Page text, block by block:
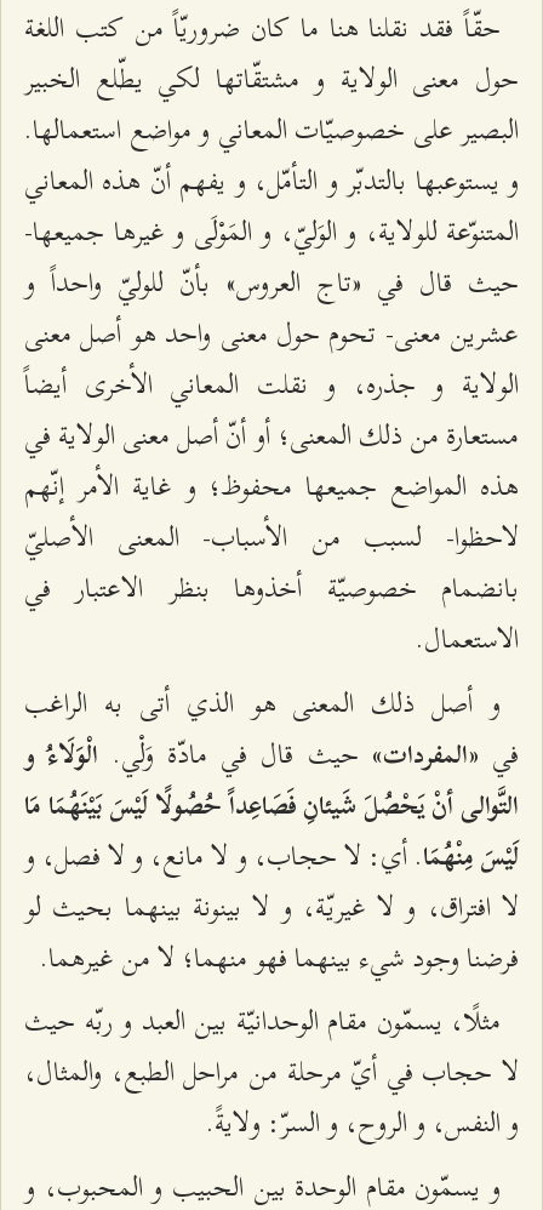
حقّاً فقد نقلنا هنا ما كان ضروريّاً من كتب اللغة
حول معنى الولاية و مشتقّاتها لكي يطّلع الخبير
البصير على خصوصيّات المعاني و مواضع استعمالها.
و يستوعبها بالتدبّر و التأمّل، و يفهم أنّ هذه المعاني
المتنوّعة للولاية، و الوَليّ، و المَوْلَى و غيرها جميعها-
حيث قال في «تاج العروس» بأنّ للوليّ واحداً و
عشرين معنى- تحوم حول معنى واحد هو أصل معنى
الولاية و جذره، و نقلت المعاني الأخرى أيضاً
مستعارة من ذلك المعنى؛ أو أنّ أصل معنى الولاية في
هذه المواضع جميعها محفوظ؛ و غاية الأمر إنّهم
لاحظوا- لسبب من الأسباب- المعنى الأصليّ
بانضمام خصوصيّة أخذوها بنظر الاعتبار في
الاستعمال.
و أصل ذلك المعنى هو الذي أتى به الراغب
في «المفردات» حيث قال في مادّة وَلْي. الْوَلَاءُ و
التَّوالى أنْ يَحْصُلَ شَيئانِ فَصَاعِداً حُصُولًا لَيْسَ بَيْنَهُمَا مَا
لَيْسَ مِنْهُمَا. أي: لا حجاب، و لا مانع، و لا فصل، و
لا افتراق، و لا غيريّة، و لا بينونة بينهما بحيث لو
فرضنا وجود شي‌ء بينهما فهو منهما؛ لا من غيرهما.
مثلًا، يسمّون مقام الوحدانيّة بين العبد و ربّه حيث
لا حجاب في أيّ مرحلة من مراحل الطبع، والمثال،
و النفس، و الروح، و السرّ: ولايةً.
و يسمّون مقام الوحدة بين الحبيب و المحبوب، و